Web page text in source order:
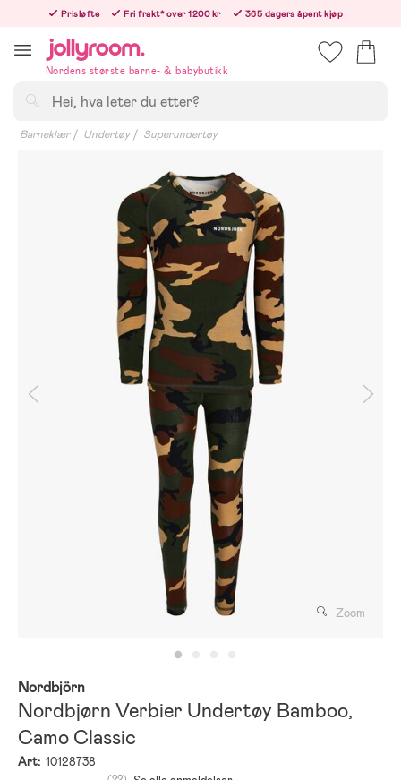
innehållet
Prisløfte Fri frakt* over 1200 kr
365 dagers åpent kjøp
Nordens største barne- & babybutikk
Barneklær Undertøy Superundertøy
Zoom
Nordbjörn
Nordbjørn Verbier Undertøy Bamboo,
Camo Classic
Art: 10128738